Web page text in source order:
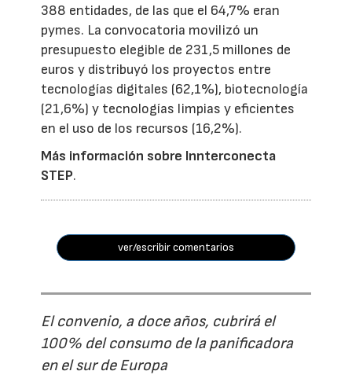
388 entidades, de las que el 64,7% eran
pymes. La convocatoria movilizó un
presupuesto elegible de 231,5 millones de
euros y distribuyó los proyectos entre
tecnologías digitales (62,1%), biotecnología
(21,6%) y tecnologías limpias y eficientes
en el uso de los recursos (16,2%).
Más información sobre Innterconecta
STEP.
ver/escribir comentarios
El convenio, a doce años, cubrirá el
100% del consumo de la panificadora
en el sur de Europa